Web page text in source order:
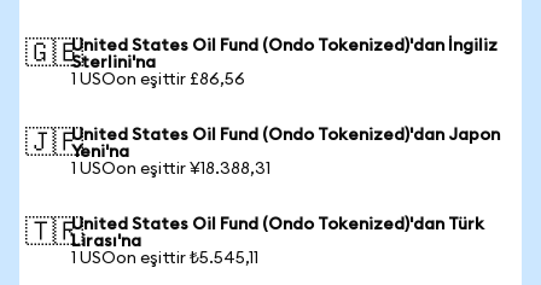
🇬🇧United States Oil Fund (Ondo Tokenized)'dan İngiliz
Sterlini'na
1 USOon eşittir £86,56
🇯🇵United States Oil Fund (Ondo Tokenized)'dan Japon
Yeni'na
1 USOon eşittir ¥18.388,31
🇹🇷United States Oil Fund (Ondo Tokenized)'dan Türk
Lirası'na
1 USOon eşittir ₺5.545,11